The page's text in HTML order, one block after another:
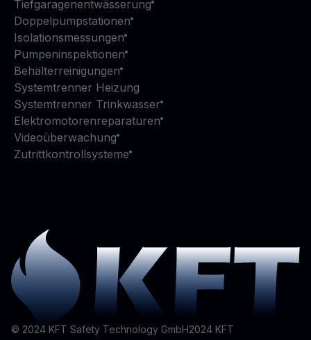
Tiefgaragenentwässerung
Doppelpumpstationen
Isolationsmessungen
Pumpeninspektionen
Behälterreinigungen
Systemtrenner Heizung
Systemtrenner Trinkwasser
Elektromotorenreparaturen
Videoüberwachung
Zutrittkontrollsysteme
© 2024 KFT Safety Technology GmbH2024 KFT